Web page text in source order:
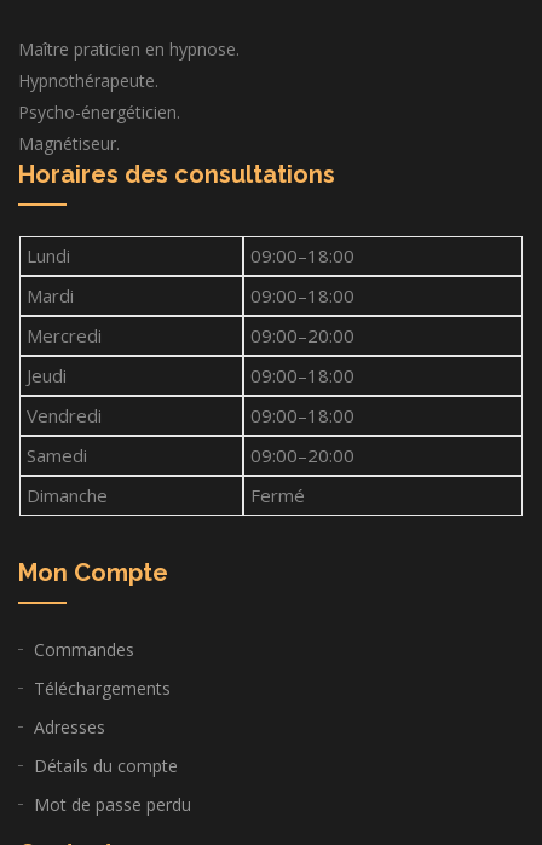
Maître praticien en hypnose.
Hypnothérapeute.
Psycho-énergéticien.
Magnétiseur.
Horaires des consultations
Lundi
09:00–18:00
Mardi
09:00–18:00
Mercredi
09:00–20:00
Jeudi
09:00–18:00
Vendredi
09:00–18:00
Samedi
09:00–20:00
Dimanche
Fermé
Mon Compte
Commandes
Téléchargements
Adresses
Détails du compte
Mot de passe perdu